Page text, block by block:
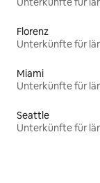
Florenz
Miami
Seattle